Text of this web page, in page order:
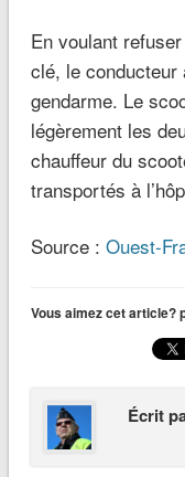
En voulant
clé, le conducteur
gendarme. Le
légèrement les
chauffeur du
transportés à
Source : Ouest-
Vous aimez cet article?
Écrit